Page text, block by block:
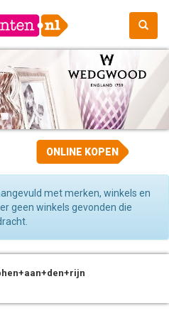
ONLINE KOPEN
met merken, winkels en
geen winkels gevonden die